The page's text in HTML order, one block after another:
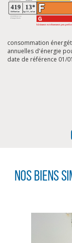
consommation
annuelles d'énergie
date de référence 01/
Nos biens